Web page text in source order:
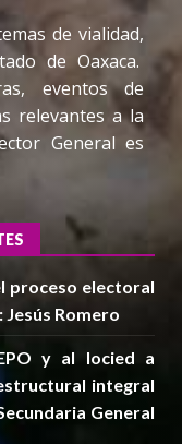
de vialidad,
de Oaxaca.
eventos de
relevantes a la
General es
proceso electoral
Romero
y al Iocied a
integral
General